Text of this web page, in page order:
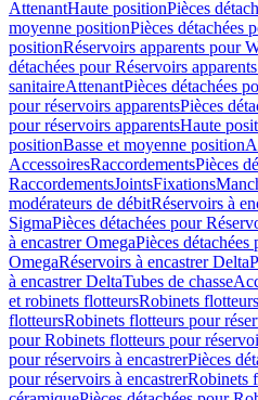
AttenantHaute positionPièces
moyenne positionPièces détachées
positionRéservoirs apparents pour
détachées pour Réservoirs
sanitaireAttenantPièces détachées
pour réservoirs apparentsPièces
pour réservoirs apparentsHaute
positionBasse et moyenne position
AccessoiresRaccordementsPièces
RaccordementsJointsFixations
modérateurs de débitRéservoirs à
SigmaPièces détachées pour
à encastrer OmegaPièces détachées
OmegaRéservoirs à encastrer Delta
à encastrer DeltaTubes de chasse
et robinets flotteursRobinets flotteurs
flotteursRobinets flotteurs pour
pour Robinets flotteurs pour
pour réservoirs à encastrerPièces
pour réservoirs à encastrerRobinets